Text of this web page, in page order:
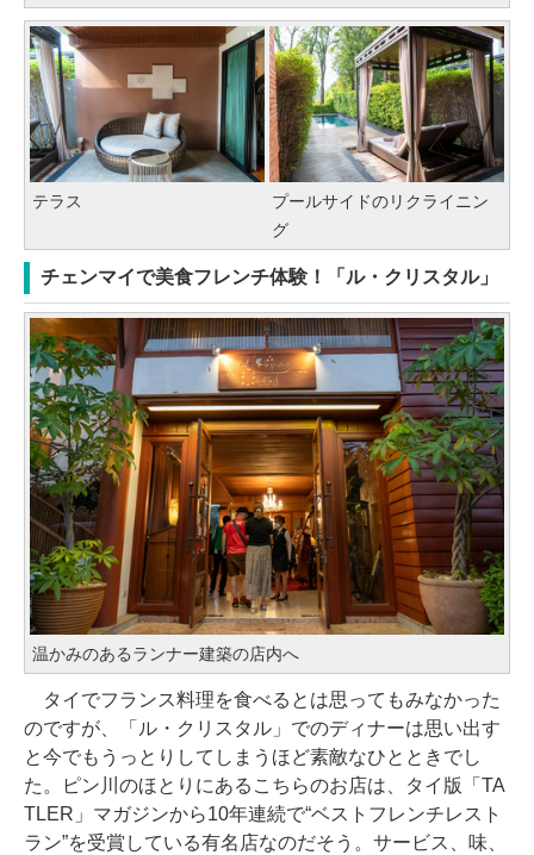
テラス
プールサイドのリクライニン
グ
チェンマイで美食フレンチ体験！「ル・クリスタル」
温かみのあるランナー建築の店内へ
タイでフランス料理を食べるとは思ってもみなかった
のですが、「ル・クリスタル」でのディナーは思い出す
と今でもうっとりしてしまうほど素敵なひとときでし
た。ピン川のほとりにあるこちらのお店は、タイ版「TA
TLER」マガジンから10年連続で“ベストフレンチレスト
ラン”を受賞している有名店なのだそう。サービス、味、